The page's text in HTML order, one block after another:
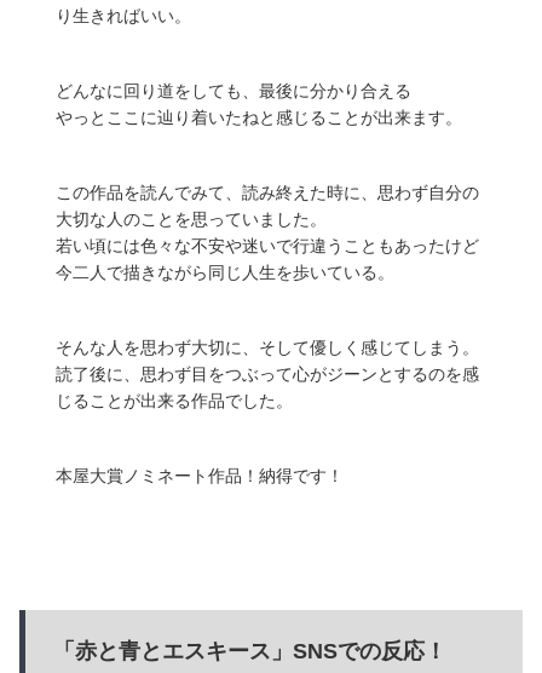
り生きればいい。
どんなに回り道をしても、最後に分かり合える
やっとここに辿り着いたねと感じることが出来ます。
この作品を読んでみて、読み終えた時に、思わず自分の
大切な人のことを思っていました。
若い頃には色々な不安や迷いで行違うこともあったけど
今二人で描きながら同じ人生を歩いている。
そんな人を思わず大切に、そして優しく感じてしまう。
読了後に、思わず目をつぶって心がジーンとするのを感
じることが出来る作品でした。
本屋大賞ノミネート作品！納得です！
「赤と青とエスキース」SNSでの反応！